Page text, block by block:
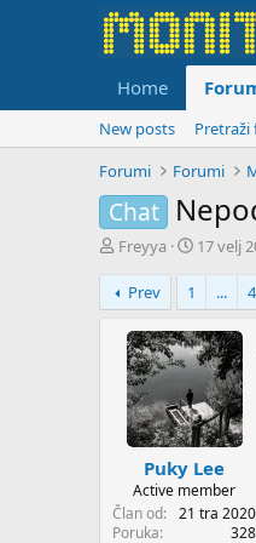
Home
New posts
Forumi
Forumi
Chat
T
r
e
r
Freyya
S
r
t
d
a
t
e
17 velj
Prev 1 ... 4
Puky Lee
Active member
Član od
21 tra 2020
Poruka
328